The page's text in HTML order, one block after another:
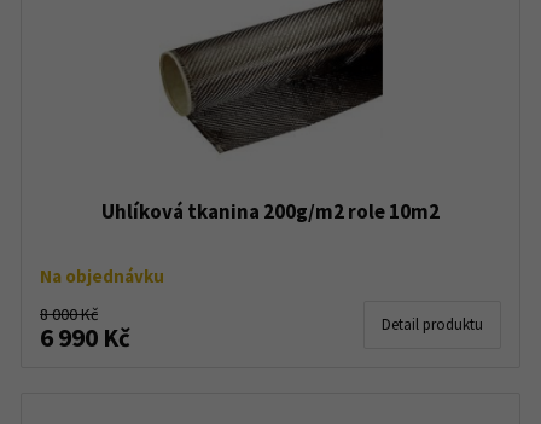
Uhlíková tkanina 200g/m2 role 10m2
Na objednávku
8 000 Kč
6 990 Kč Detail produktu